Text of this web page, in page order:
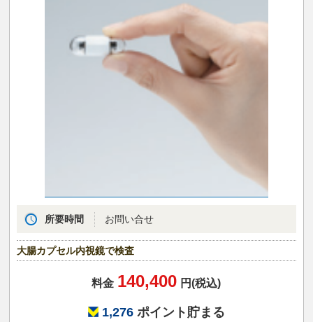
所要時間 お問い合せ
大腸カプセル内視鏡で検査
料金 140,400 円(税込)
1,276ポイント貯まる